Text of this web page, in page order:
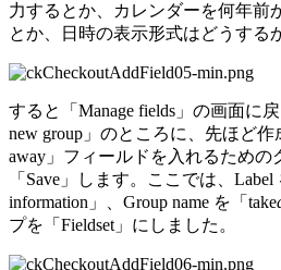
力するとか、カレンダーを何年前
とか、日時の表示形式はどうする
すると「Manage fields」の画面に
new group」のところに、先ほど作
away」フィールドを入れるための
「Save」します。ここでは、Label
information」、Group name を「take
プを「Fieldset」にしました。